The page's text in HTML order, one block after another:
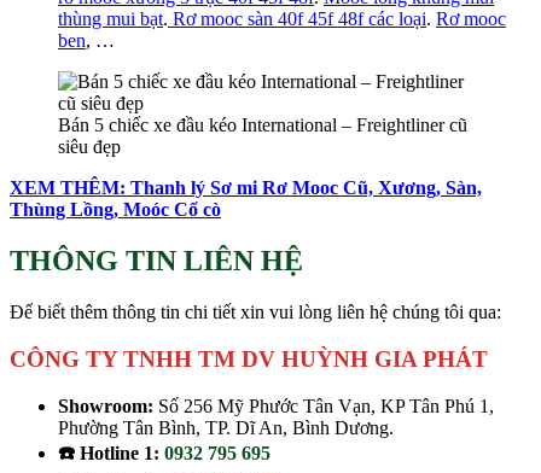
thùng mui bạt. Rơ mooc sàn 40f 45f 48f các loại. Rơ mooc
ben, …
Bán 5 chiếc xe đầu kéo International – Freightliner cũ
siêu đẹp
XEM THÊM: Thanh lý Sơ mi Rơ Mooc Cũ, Xương, Sàn,
Thùng Lồng, Moóc Cổ cò
THÔNG TIN LIÊN HỆ
Để biết thêm thông tin chi tiết xin vui lòng liên hệ chúng tôi qua:
CÔNG TY TNHH TM DV HUỲNH GIA PHÁT
Showroom: Số 256 Mỹ Phước Tân Vạn, KP Tân Phú 1,
Phường Tân Bình, TP. Dĩ An, Bình Dương.
☎️ Hotline 1: 0932 795 695